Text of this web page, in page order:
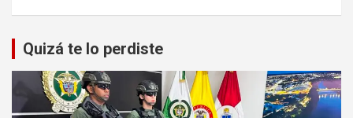
Quizá te lo perdiste